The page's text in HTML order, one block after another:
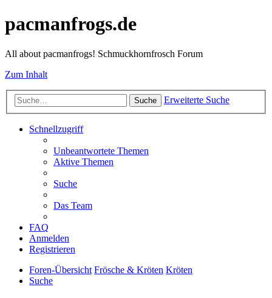
pacmanfrogs.de
All about pacmanfrogs! Schmuckhornfrosch Forum
Zum Inhalt
Suche Erweiterte Suche
Schnellzugriff
Unbeantwortete Themen
Aktive Themen
Suche
Das Team
FAQ
Anmelden
Registrieren
Foren-Übersicht Frösche & Kröten Kröten
Suche